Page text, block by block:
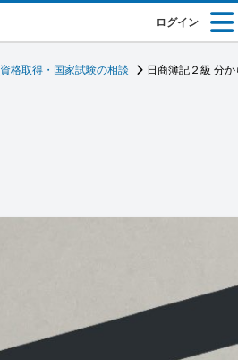
ログイン
資格取得・国家試験の相談 日商簿記２級 分